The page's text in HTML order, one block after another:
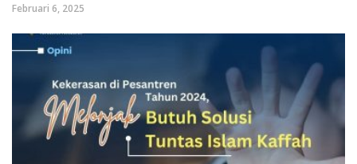
Februari 6, 2025